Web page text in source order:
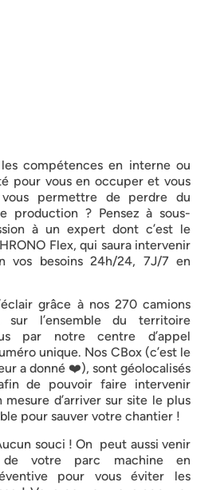
les compétences en interne ou
pour vous en occuper et vous
permettre de perdre du
production ? Pensez à sous-
à un expert dont c’est le
Flex, qui saura intervenir
vos besoins 24h/24, 7J/7 en
grâce à nos 270 camions
sur l’ensemble du territoire
par notre centre d’appel
unique. Nos CBox (c’est le
a donné ❤️), sont géolocalisés
de pouvoir faire intervenir
d’arriver sur site le plus
pour sauver votre chantier !
souci ! On peut aussi venir
votre parc machine en
pour vous éviter les